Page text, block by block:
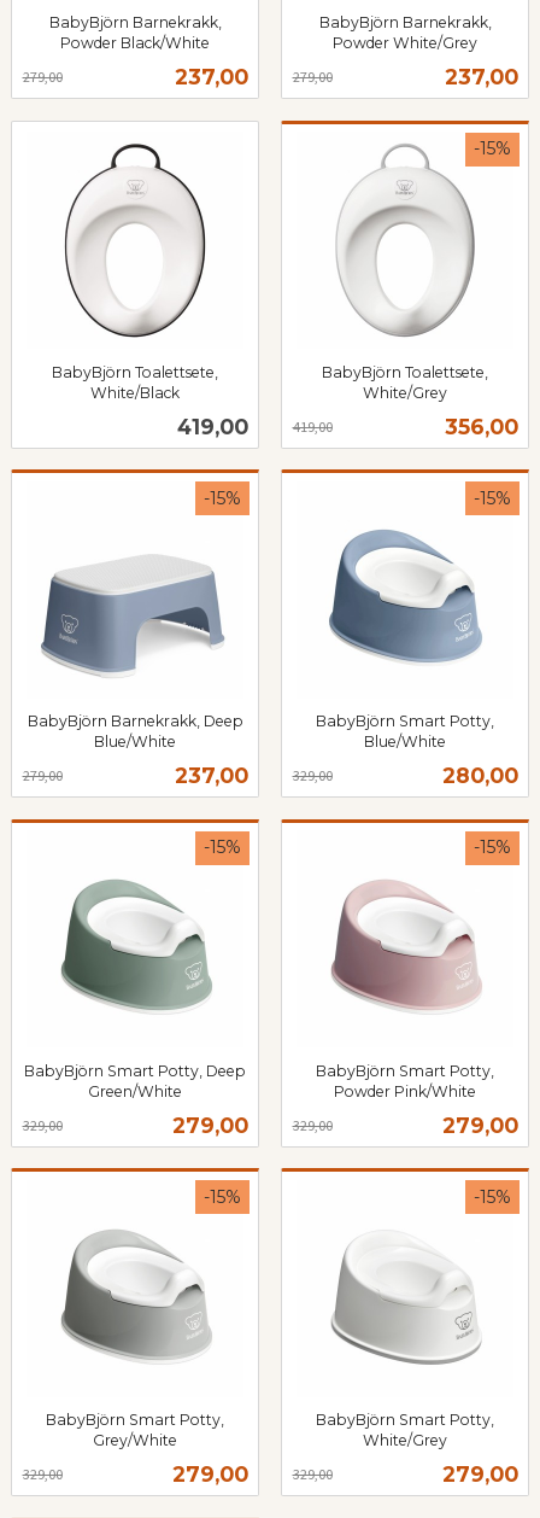
BabyBjörn Barnekrakk,
Powder Black/White
Tilbud
237,00
279,00
mva.
BabyBjörn Barnekrakk,
Powder White/Grey
Tilbud
237,00
279,00
mva.
BabyBjörn Toalettsete,
White/Black
Pris
419,00
BabyBjörn Toalettsete,
White/Grey
Tilbud
356,00
419,00
-15%
mva.
BabyBjörn Barnekrakk, Deep
Blue/White
Tilbud
237,00
279,00
-15%
mva.
BabyBjörn Smart Potty,
Blue/White
Tilbud
280,00
329,00
-15%
mva.
BabyBjörn Smart Potty, Deep
Green/White
Tilbud
279,00
329,00
-15%
mva.
BabyBjörn Smart Potty,
Powder Pink/White
Tilbud
279,00
329,00
-15%
mva.
BabyBjörn Smart Potty,
Grey/White
Tilbud
279,00
329,00
-15%
mva.
BabyBjörn Smart Potty,
White/Grey
Tilbud
279,00
329,00
-15%
mva.